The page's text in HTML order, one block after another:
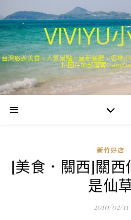
VIVIYU
台灣旅遊美食、人氣景點、最新餐廳、各地
桃園在地部落客
新竹好店
[美食．關西]關
是仙
2010/02/11